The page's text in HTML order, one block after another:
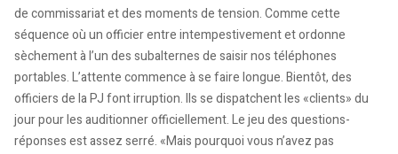
de commissariat et des moments de tension. Comme cette
séquence où un officier entre intempestivement et ordonne
sèchement à l’un des subalternes de saisir nos téléphones
portables. L’attente commence à se faire longue. Bientôt, des
officiers de la PJ font irruption. Ils se dispatchent les «clients» du
jour pour les auditionner officiellement. Le jeu des questions-
réponses est assez serré. «Mais pourquoi vous n’avez pas